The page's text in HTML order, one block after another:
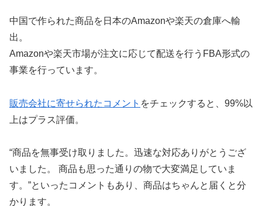
中国で作られた商品を日本のAmazonや楽天の倉庫へ輸
出。
Amazonや楽天市場が注文に応じて配送を行うFBA形式の
事業を行っています。
販売会社に寄せられたコメント をチェックすると、99%以
上はプラス評価。
“商品を無事受け取りました。迅速な対応ありがとうござ
いました。 商品も思った通りの物で大変満足していま
す。”といったコメントもあり、商品はちゃんと届くと分
かります。